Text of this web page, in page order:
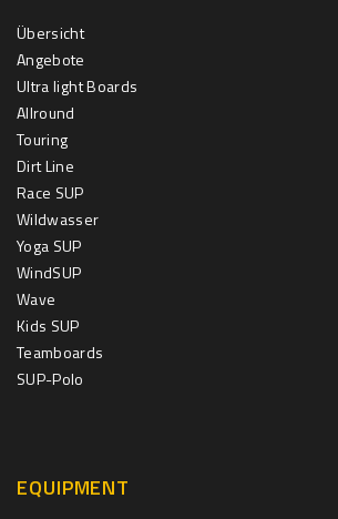
Übersicht
Angebote
Ultra light Boards
Allround
Touring
Dirt Line
Race SUP
Wildwasser
Yoga SUP
WindSUP
Wave
Kids SUP
Teamboards
SUP-Polo
EQUIPMENT